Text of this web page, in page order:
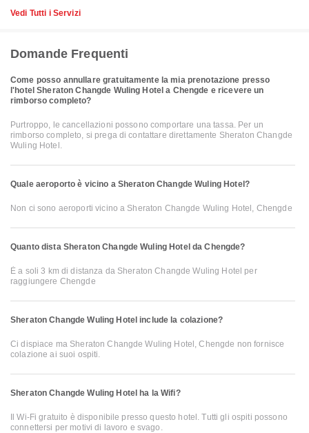
Vedi Tutti i Servizi
Domande Frequenti
Come posso annullare gratuitamente la mia prenotazione presso
l'hotel Sheraton Changde Wuling Hotel a Chengde e ricevere un
rimborso completo?
Purtroppo, le cancellazioni possono comportare una tassa. Per un
rimborso completo, si prega di contattare direttamente Sheraton Changde
Wuling Hotel.
Quale aeroporto è vicino a Sheraton Changde Wuling Hotel?
Non ci sono aeroporti vicino a Sheraton Changde Wuling Hotel, Chengde
Quanto dista Sheraton Changde Wuling Hotel da Chengde?
È a soli 3 km di distanza da Sheraton Changde Wuling Hotel per
raggiungere Chengde
Sheraton Changde Wuling Hotel include la colazione?
Ci dispiace ma Sheraton Changde Wuling Hotel, Chengde non fornisce
colazione ai suoi ospiti.
Sheraton Changde Wuling Hotel ha la Wifi?
Il Wi-Fi gratuito è disponibile presso questo hotel. Tutti gli ospiti possono
connettersi per motivi di lavoro e svago.